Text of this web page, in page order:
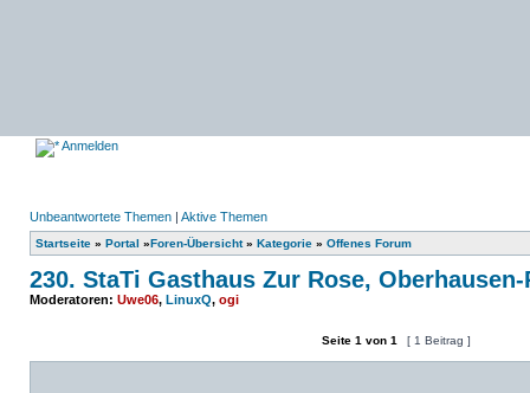
Anmelden
Unbeantwortete Themen | Aktive Themen
Startseite » Portal »Foren-Übersicht» Kategorie » Offenes Forum
230. StaTi Gasthaus Zur Rose,
Moderatoren: Uwe06, LinuxQ, ogi
Ein neues Thema erstellenAuf das Thema antworten
Seite 1 von 1 [ 1 Beitrag ]